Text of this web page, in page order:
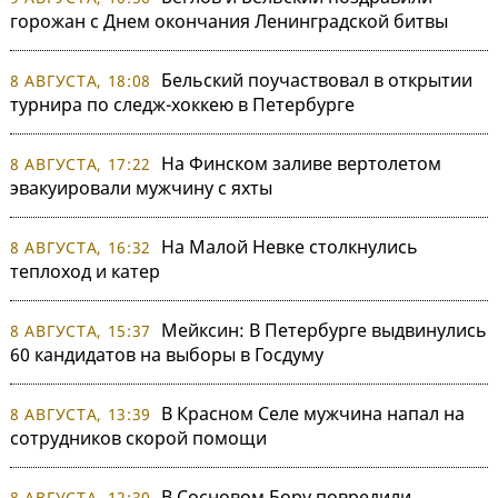
горожан с Днем окончания Ленинградской битвы
8 АВГУСТА, 18:08
Бельский поучаствовал в открытии
турнира по следж-хоккею в Петербурге
8 АВГУСТА, 17:22
На Финском заливе вертолетом
эвакуировали мужчину с яхты
8 АВГУСТА, 16:32
На Малой Невке столкнулись
теплоход и катер
8 АВГУСТА, 15:37
Мейксин: В Петербурге выдвинулись
60 кандидатов на выборы в Госдуму
8 АВГУСТА, 13:39
В Красном Селе мужчина напал на
сотрудников скорой помощи